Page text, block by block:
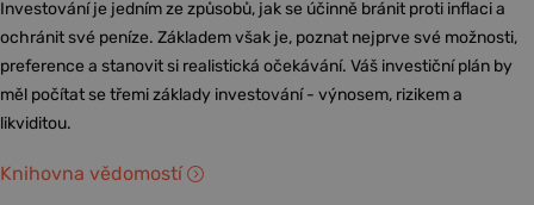
Investování je jedním ze způsobů, jak se účinně bránit proti inflaci a
ochránit své peníze. Základem však je, poznat nejprve své možnosti,
preference a stanovit si realistická očekávání. Váš investiční plán by
měl počítat se třemi základy investování - výnosem, rizikem a
likviditou.
Knihovna vědomostí